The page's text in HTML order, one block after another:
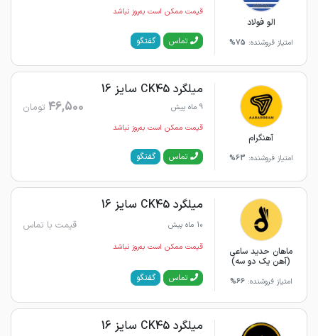
الو فولاد
امتیاز فروشنده: 75%
قیمت ممکن است به‌روز نباشد
تماس گفتگو
آهنگرام
امتیاز فروشنده: 63%
میلگرد CK45 سایز 16
9 ماه پیش 46,500 تومان
قیمت ممکن است به‌روز نباشد
تماس گفتگو
ماهان حدید ساعی
(آهن یک دو سه)
امتیاز فروشنده:66%
میلگرد CK45 سایز 16
10 ماه پیش قیمت با تماس
قیمت ممکن است به‌روز نباشد
تماس گفتگو
میلگرد CK45 سایز 16